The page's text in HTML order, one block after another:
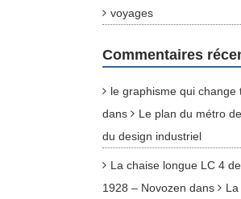
voyages
Commentaires
le graphisme qui change
dans
Le plan du métro
du design industriel
La chaise longue LC 4
1928 – Novozen dans